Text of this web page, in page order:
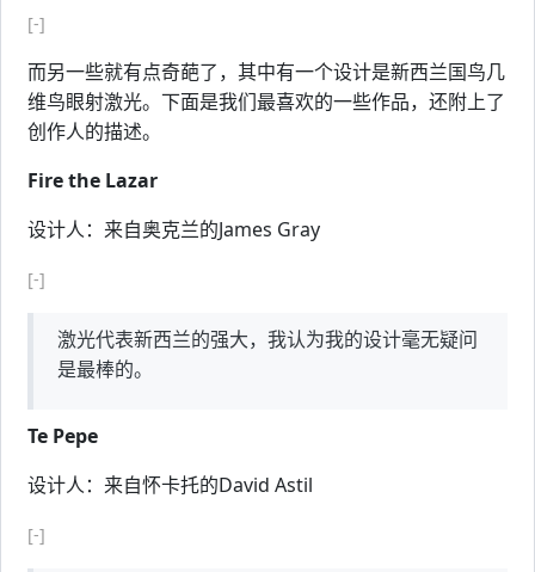
[-]
而另一些就有点奇葩了，其中有一个设计是新西兰国鸟几
维鸟眼射激光。下面是我们最喜欢的一些作品，还附上了
创作人的描述。
Fire the Lazar
设计人：来自奥克兰的James Gray
[-]
激光代表新西兰的强大，我认为我的设计毫无疑问
是最棒的。
Te Pepe
设计人：来自怀卡托的David Astil
[-]